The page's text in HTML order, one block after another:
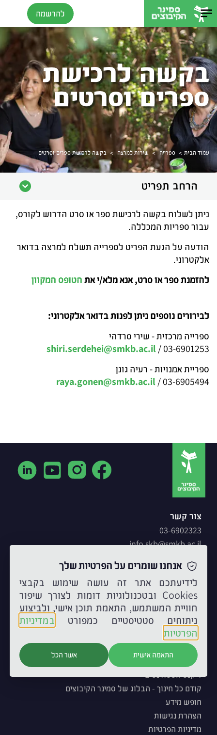
להרשמה
עמוד הבית > ספרייה > שירות למרצה > בקשה לרכישת ספרים וסרטים
בקשה לרכישת
ספרים וסרטים
הרחב תפריט
ניתן לשלוח בקשה לרכישת ספר או סרט הדרוש לקורס,
עבור ספריות המכללה.
הודעה על הגעת הפריט לספרייה תשלח למרצה בדואר
אלקטרוני.
להזמנת ספר או סרט, אנא מלא/י אתהטופס המקוון
לבירורים נוספים ניתן לפנות בדואר אלקטרוני:
ספרייה מרכזית - שירי סרדהי
03-6901253 /
shiri.serdehei@smkb.ac.il
ספריית אמנויות - רעיה גונן
03-6905494 /
raya.gonen@smkb.ac.il
צור קשר
03-6902323
info.skb@smkb.ac.il
השכרת כיתות
דרכי הגעה
מפת המכללה
עלינו
מכללת סמינר הקיבוצים - תעודת זהות
פרסומי המכללה
דיקנט הסטודנטים
קודם כל חינוך - הבלוג של סמינר הקיבוצים
חופש מידע
הצהרת נגישות
מדיניות הפרטיות
אנחנו שומרים על הפרטיות שלך
לידיעתכם אתר זה עושה שימוש בקבצי
Cookies ובטכנולוגיות דומות לצורך שיפור
חוויית המשתמש, התאמת תוכן אישי, ולביצוע
ניתוחים סטטיסטיים כמפורט במדיניות
הפרטיות.
אשר הכל התאמה אישית